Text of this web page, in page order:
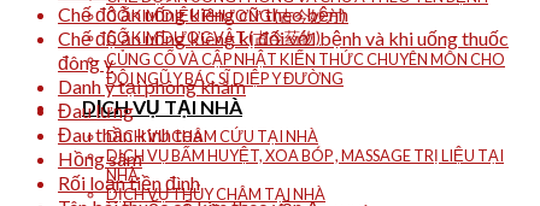
CỔ KIM DIỆU PHƯƠNG (古今妙方)
CỔ KIM DƯỢC VẬT (古今药物)
CỦNG CỐ VÀ CẬP NHẬT KIẾN THỨC CHUYÊN MÔN CHO
ĐỘI NGŨ Y BÁC SĨ DIỆP Y ĐƯỜNG
DỊCH VỤ TẠI NHÀ
DỊCH VỤ CHÂM CỨU TẠI NHÀ
DỊCH VỤ BẤM HUYỆT, XOA BÓP , MASSAGE TRỊ LIỆU TẠI
NHÀ
DỊCH VỤ THỦY CHÂM TẠI NHÀ
Chế độ ăn uống kiêng cữ theo bệnh
Chế độ ăn uống kiêng kị đối với bệnh và khi uống thuốc
đông y
Danh y tại phòng khám
Đau lưng
Đau thần kinh tọa
Hồng sâm
Rối loạn tiền đình